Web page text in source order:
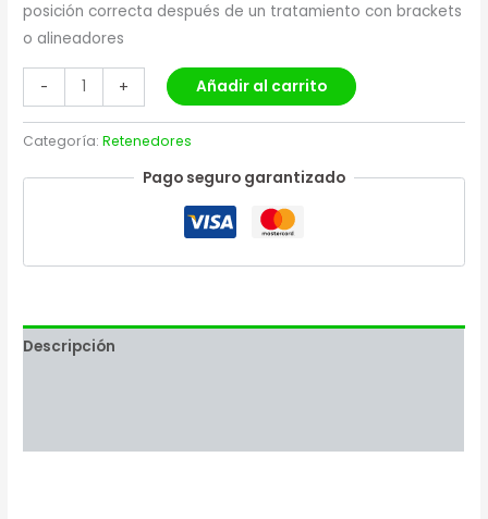
posición correcta después de un tratamiento con brackets
o alineadores
- + Añadir al carrito
Categoría:Retenedores
Pago seguro garantizado
Descripción